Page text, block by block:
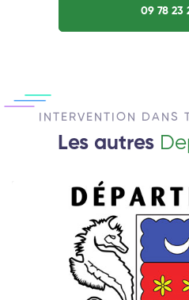
09 78 23
INTERVENTION DANS
Les autres